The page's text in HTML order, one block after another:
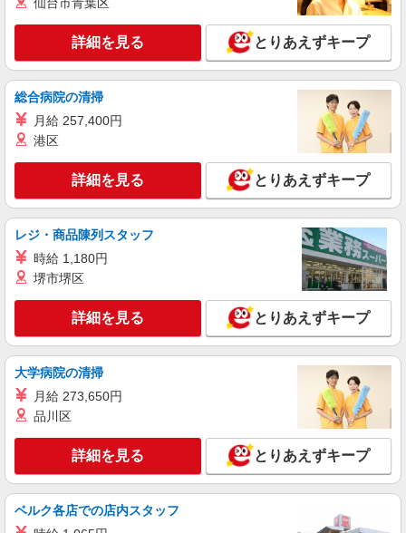
詳細を見る とりあえずキープ
総合病院の清掃
月給 257,400円
港区
詳細を見る とりあえずキープ
レジ・商品陳列スタッフ
時給 1,180円
堺市堺区
詳細を見る とりあえずキープ
大学病院の清掃
月給 273,650円
品川区
詳細を見る とりあえずキープ
ベルク各店での店内スタッフ